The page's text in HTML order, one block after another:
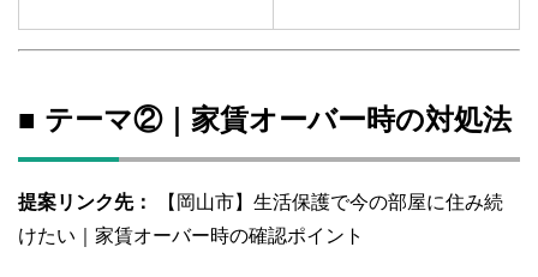
■ テーマ②｜家賃オーバー時の対処法
提案リンク先：
【岡山市】生活保護で今の部屋に住み続
けたい｜家賃オーバー時の確認ポイント